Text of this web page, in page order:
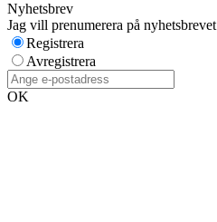
Nyhetsbrev
Jag vill prenumerera på nyhetsbrevet
Registrera
Avregistrera
OK